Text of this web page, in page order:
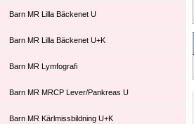
Barn MR Lilla Bäckenet U
Barn MR Lilla Bäckenet U+K
Barn MR Lymfografi
Barn MR MRCP Lever/Pankreas U
Barn MR Kärlmissbildning U+K